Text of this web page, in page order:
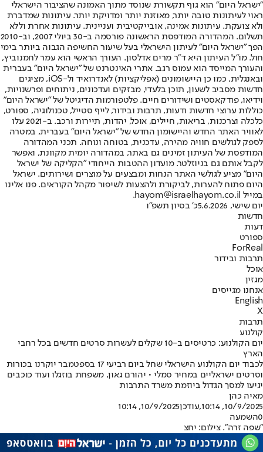
"ישראל היום" הוא גוף תקשורת שנוסד מתוך האמונה שהציבור הישראלי
ראוי לעיתונות טובה יותר, מאוזנת יותר ומדויקת יותר. עיתונות שמדברת
ולא צועקת. עיתונות אמינה, אובייקטיבית ועניינית. עיתונות אחרת וללא
תשלום. המהדורה המודפסת הראשונה פורסמה ב-30 ביולי 2007, וב-2010
הפך "ישראל היום" לעיתון הישראלי בעל שיעור החשיפה הגבוה ביותר בימי
חול. מו"ל העיתון היא ד"ר מרים אדלסון. העורך הראשי הוא עמר לחמנוביץ,
והעורך המייסד הוא עמוס רגב. אתרי האינטרנט של "ישראל היום" בעברית
ובאנגלית, כמו כן היישומונים (אפליקציות) לאנדרואיד ול-iOS, מציגים
חדשות מסביב לשעון, תוכן בלעדי, מבזקים ועדכונים, ניתוחים ופרשנויות,
וידיאו, פודקאסטים ושידורים חיים. פלטפורמות הדיגיטל של "ישראל היום"
כוללות ערוצי חדשות ודעות, תרבות ובידור, לייף סטייל, טכנולוגיה, ספורט,
כלכלה וצרכנות, בריאות, חיילים, אוכל, יהדות, תיירות ורכב. ב-2021 עלו
לאוויר האתר החדש והיישומון החדש של "ישראל היום" בעברית, במטרה
לספק לגולשים חוויה מהירה, עדכנית, בטוחה ונוחה. תכני המהדורה
המודפסת של העיתון זמינים גם באתר, במהדורה יומית מקוונת, ואפשר
לקבל אותם גם בניוזלטר. מועדון ההטבות הייחודי "הקליקה של ישראל
היום" מציע לגולשי האתר הנחות ומבצעים על מוצרים ושירותים. ישראל
היום פתוח להערות, לביקורת ולהצעות לשיפור מקהל הקוראים. פנו אלינו
במייל hayom@israelhayom.co.il.
יום שישי, 5.6.2026
כ' בסיון תשפ"ו
חדשות
דעות
ספורט
ForReal
תרבות ובידור
אוכל
מגזין
אנחנו מגייסים
English
X
תרבות
קולנוע
יום הקולנוע: כרטיסים ב-10 שקלים לעשרות סרטים חדשים בכל רחבי
הארץ
לכבוד יום הקולנוע הישראלי שחל ביום רביעי 17 בספטמבר יוקרנו בכורות
וסרטים ישראליים במחיר סמלי • יהורם גאון, משפחת בוזגלו ועוד כוכבים
יגיעו למסך הגדול ביוזמת משרד התרבות
מאיה כהן
10/9/2025, 10:14
,עודכן10/9/2025, 10:14
0השמעה
"שפה זרה". צילום: יחצ